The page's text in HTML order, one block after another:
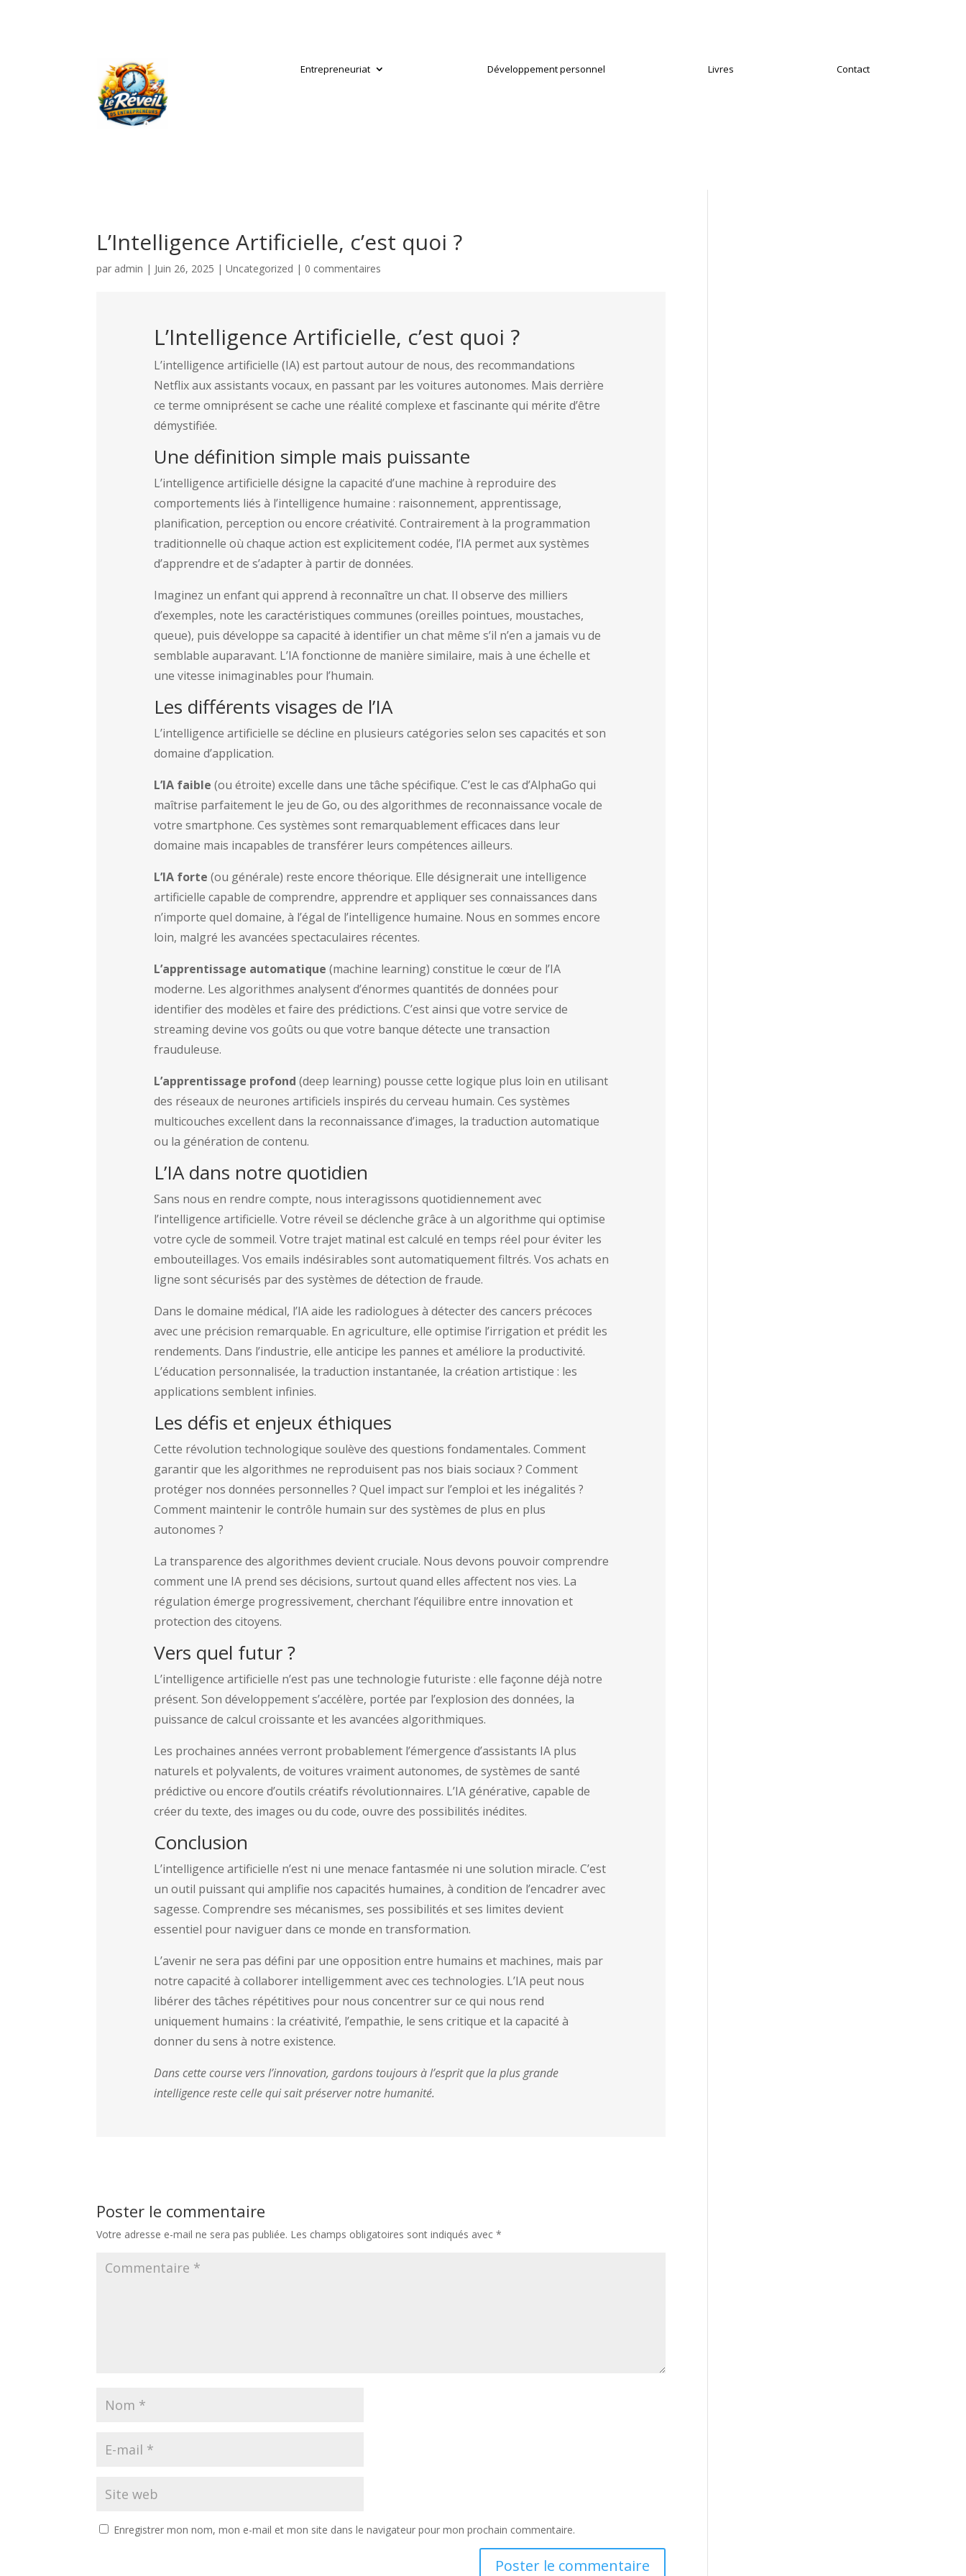
Entrepreneuriat Développement personnel Livres Contact
L’Intelligence Artificielle, c’est quoi ?
par admin | Juin 26, 2025 |Uncategorized | 0 commentaires
L’Intelligence Artificielle, c’est quoi ?
L’intelligence artificielle (IA) est partout autour de nous, des recommandations
Netflix aux assistants vocaux, en passant par les voitures autonomes. Mais derrière
ce terme omniprésent se cache une réalité complexe et fascinante qui mérite d’être
démystifiée.
Une définition simple mais puissante
L’intelligence artificielle désigne la capacité d’une machine à reproduire des
comportements liés à l’intelligence humaine : raisonnement, apprentissage,
planification, perception ou encore créativité. Contrairement à la programmation
traditionnelle où chaque action est explicitement codée, l’IA permet aux systèmes
d’apprendre et de s’adapter à partir de données.
Imaginez un enfant qui apprend à reconnaître un chat. Il observe des milliers
d’exemples, note les caractéristiques communes (oreilles pointues, moustaches,
queue), puis développe sa capacité à identifier un chat même s’il n’en a jamais vu de
semblable auparavant. L’IA fonctionne de manière similaire, mais à une échelle et
une vitesse inimaginables pour l’humain.
Les différents visages de l’IA
L’intelligence artificielle se décline en plusieurs catégories selon ses capacités et son
domaine d’application.
L’IA faible (ou étroite) excelle dans une tâche spécifique. C’est le cas d’AlphaGo qui
maîtrise parfaitement le jeu de Go, ou des algorithmes de reconnaissance vocale de
votre smartphone. Ces systèmes sont remarquablement efficaces dans leur
domaine mais incapables de transférer leurs compétences ailleurs.
L’IA forte (ou générale) reste encore théorique. Elle désignerait une intelligence
artificielle capable de comprendre, apprendre et appliquer ses connaissances dans
n’importe quel domaine, à l’égal de l’intelligence humaine. Nous en sommes encore
loin, malgré les avancées spectaculaires récentes.
L’apprentissage automatique (machine learning) constitue le cœur de l’IA
moderne. Les algorithmes analysent d’énormes quantités de données pour
identifier des modèles et faire des prédictions. C’est ainsi que votre service de
streaming devine vos goûts ou que votre banque détecte une transaction
frauduleuse.
L’apprentissage profond (deep learning) pousse cette logique plus loin en utilisant
des réseaux de neurones artificiels inspirés du cerveau humain. Ces systèmes
multicouches excellent dans la reconnaissance d’images, la traduction automatique
ou la génération de contenu.
L’IA dans notre quotidien
Sans nous en rendre compte, nous interagissons quotidiennement avec
l’intelligence artificielle. Votre réveil se déclenche grâce à un algorithme qui optimise
votre cycle de sommeil. Votre trajet matinal est calculé en temps réel pour éviter les
embouteillages. Vos emails indésirables sont automatiquement filtrés. Vos achats en
ligne sont sécurisés par des systèmes de détection de fraude.
Dans le domaine médical, l’IA aide les radiologues à détecter des cancers précoces
avec une précision remarquable. En agriculture, elle optimise l’irrigation et prédit les
rendements. Dans l’industrie, elle anticipe les pannes et améliore la productivité.
L’éducation personnalisée, la traduction instantanée, la création artistique : les
applications semblent infinies.
Les défis et enjeux éthiques
Cette révolution technologique soulève des questions fondamentales. Comment
garantir que les algorithmes ne reproduisent pas nos biais sociaux ? Comment
protéger nos données personnelles ? Quel impact sur l’emploi et les inégalités ?
Comment maintenir le contrôle humain sur des systèmes de plus en plus
autonomes ?
La transparence des algorithmes devient cruciale. Nous devons pouvoir comprendre
comment une IA prend ses décisions, surtout quand elles affectent nos vies. La
régulation émerge progressivement, cherchant l’équilibre entre innovation et
protection des citoyens.
Vers quel futur ?
L’intelligence artificielle n’est pas une technologie futuriste : elle façonne déjà notre
présent. Son développement s’accélère, portée par l’explosion des données, la
puissance de calcul croissante et les avancées algorithmiques.
Les prochaines années verront probablement l’émergence d’assistants IA plus
naturels et polyvalents, de voitures vraiment autonomes, de systèmes de santé
prédictive ou encore d’outils créatifs révolutionnaires. L’IA générative, capable de
créer du texte, des images ou du code, ouvre des possibilités inédites.
Conclusion
L’intelligence artificielle n’est ni une menace fantasmée ni une solution miracle. C’est
un outil puissant qui amplifie nos capacités humaines, à condition de l’encadrer avec
sagesse. Comprendre ses mécanismes, ses possibilités et ses limites devient
essentiel pour naviguer dans ce monde en transformation.
L’avenir ne sera pas défini par une opposition entre humains et machines, mais par
notre capacité à collaborer intelligemment avec ces technologies. L’IA peut nous
libérer des tâches répétitives pour nous concentrer sur ce qui nous rend
uniquement humains : la créativité, l’empathie, le sens critique et la capacité à
donner du sens à notre existence.
Dans cette course vers l’innovation, gardons toujours à l’esprit que la plus grande
intelligence reste celle qui sait préserver notre humanité.
Poster le commentaire
Votre adresse e-mail ne sera pas publiée. Les champs obligatoires sont indiqués avec*
Enregistrer mon nom, mon e-mail et mon site dans le navigateur pour mon prochain commentaire.